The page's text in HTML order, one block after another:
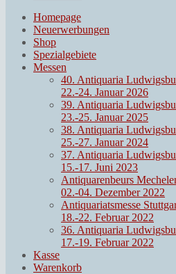
Homepage
Neuerwerbungen
Shop
Spezialgebiete
Messen
40. Antiquaria
22.-24. Januar 2026
39. Antiquaria
23.-25. Januar 2025
38. Antiquaria
25.-27. Januar 2024
37. Antiquaria
15.-17. Juni 2023
Antiquarenbeurs
02.-04. Dezember 2022
Antiquariatsmesse
18.-22. Februar 2022
36. Antiquaria
17.-19. Februar 2022
Kasse
Warenkorb